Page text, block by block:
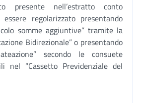
presente nell’estratto conto
regolarizzato presentando
somme aggiuntive” tramite la
Bidirezionale” o presentando
secondo le consuete
nel “Cassetto Previdenziale del